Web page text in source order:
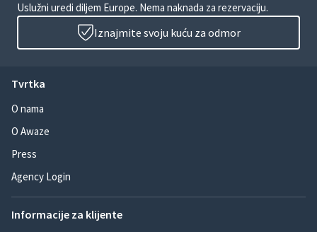
Uslužni uredi diljem Europe. Nema naknada za rezervaciju.
Iznajmite svoju kuću za odmor
Tvrtka
O nama
O Awaze
Press
Agency Login
Informacije za klijente